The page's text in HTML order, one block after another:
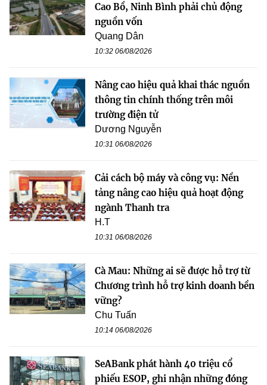
Cao Bồ, Ninh Bình phải chủ động
nguồn vốn
Quang Dân
10:32 06/08/2026
Nâng cao hiệu quả khai thác nguồn
thông tin chính thống trên môi
trường điện tử
Dương Nguyễn
10:31 06/08/2026
Cải cách bộ máy và công vụ: Nền
tảng nâng cao hiệu quả hoạt động
ngành Thanh tra
H.T
10:31 06/08/2026
Cà Mau: Những ai sẽ được hỗ trợ từ
Chương trình hỗ trợ kinh doanh bền
vững?
Chu Tuấn
10:14 06/08/2026
SeABank phát hành 40 triệu cổ
phiếu ESOP, ghi nhận những đóng